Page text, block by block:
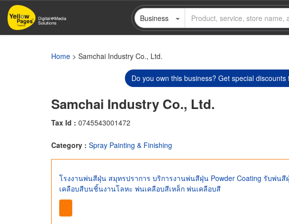
Skip
main
Business
Home > Samchai Industry Co., Ltd.
Do you own this business? Get special
Samchai Industry Co., Ltd.
Tax Id : 0745543001472
Category : Spray Painting & Finishing
โรงงานพ่นสีฝุ่น สมุทรปราการ บริการงานพ่นสีฝุ่น Powder Coating รับพ่นสี
เคลือบสีบนชิ้นงานโลหะ พ่นเคลือบสีเหล็ก พ่นเคลือบสี